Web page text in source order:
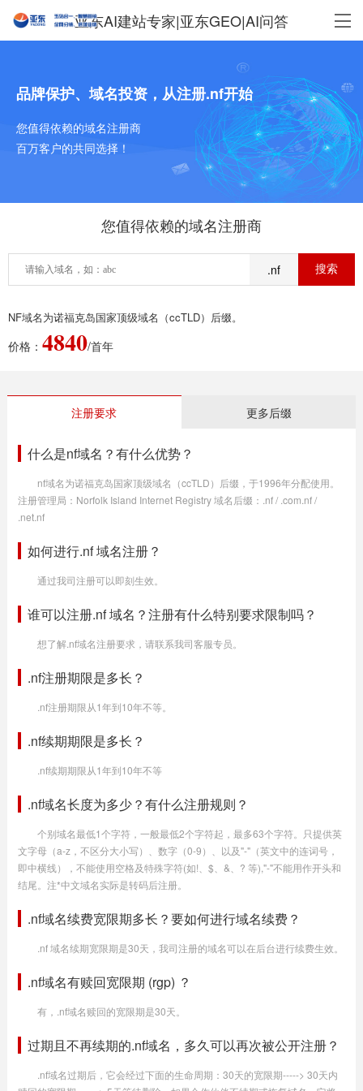
亚东AI建站专家|亚东GEO|AI问答
品牌保护、域名投资，从注册.nf开始
您值得依赖的域名注册商
百万客户的共同选择！
您值得依赖的域名注册商
.nf
NF域名为诺福克岛国家顶级域名（ccTLD）后缀。
价格： 4840/首年
注册要求 更多后缀
什么是nf域名？有什么优势？
nf域名为诺福克岛国家顶级域名（ccTLD）后缀，于1996年分配使用。
注册管理局：Norfolk Island Internet Registry 域名后缀：.nf / .com.nf /
.net.nf
如何进行.nf 域名注册？
通过我司注册可以即刻生效。
谁可以注册.nf 域名？注册有什么特别要求限制吗？
想了解.nf域名注册要求，请联系我司客服专员。
.nf注册期限是多长？
.nf注册期限从1年到10年不等。
.nf续期期限是多长？
.nf续期期限从1年到10年不等
.nf域名长度为多少？有什么注册规则？
个别域名最低1个字符，一般最低2个字符起，最多63个字符。只提供英
文字母（a-z，不区分大小写）、数字（0-9）、以及"-"（英文中的连词号，
即中横线），不能使用空格及特殊字符(如!、$、&、? 等),"-"不能用作开头和
结尾。注*中文域名实际是转码后注册。
.nf域名续费宽限期多长？要如何进行域名续费？
.nf 域名续期宽限期是30天，我司注册的域名可以在后台进行续费生效。
.nf域名有赎回宽限期 (rgp) ？
有，.nf域名赎回的宽限期是30天。
过期且不再续期的.nf域名，多久可以再次被公开注册？
.nf域名过期后，它会经过下面的生命周期：30天的宽限期-----> 30天内